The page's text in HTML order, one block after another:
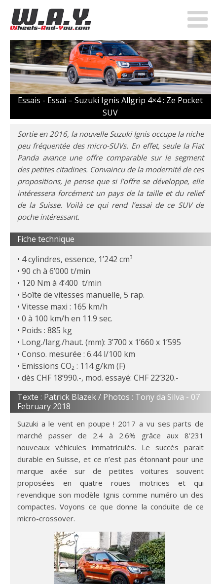
Essais - Essai – Suzuki Ignis Allgrip 4×4 : Ze Pocket
SUV
Sortie en 2016, la nouvelle Suzuki Ignis occupe la niche
peu fréquentée des micro-SUVs. En effet, seule la Fiat
Panda avance une offre comparable sur le segment
des petites citadines. Convaincu de la modernité de ces
propositions, je pense que si l’offre se développe, elle
intéressera forcément un pays de la taille et du relief
de la Suisse. Voilà ce qui rend l’essai de ce SUV de
poche intéressant.
Fiche technique
4 cylindres, essence, 1’242 cm3
90 ch à 6’000 t/min
120 Nm à 4’400 t/min
Boîte de vitesses manuelle, 5 rap.
Vitesse maxi : 165 km/h
0 à 100 km/h en 11.9 sec.
Poids : 885 kg
Long./larg./haut. (mm): 3’700 x 1’660 x 1’595
Conso. mesurée : 6.44 l/100 km
Emissions CO2 : 114 g/km (F)
dès CHF 18’990.-, mod. essayé: CHF 22’320.-
Texte : Patrick Blazek / Photos : Tony da Silva - 07
February 2018
Suzuki a le vent en poupe ! 2017 a vu ses parts de
marché passer de 2.4 à 2.6% grâce aux 8’231
nouveaux véhicules immatriculés. Le succès parait
durable en Suisse, et ce n’est pas étonnant pour une
marque axée sur de petites voitures souvent
proposées en quatre roues motrices et qui
revendique son modèle Ignis comme numéro un des
compactes. Voyons ce que donne la conduite de ce
micro-crossover.